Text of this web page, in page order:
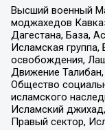
Высший военный
моджахедов
Дагестана, База,
Исламская группа,
освобождения,
Движение Талибан,
Общество
исламского
Исламский
Правый сектор,